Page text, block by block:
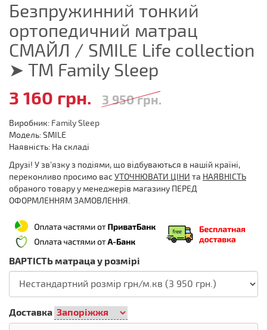
Безпружинний тонкий
ортопедичний матрац
СМАЙЛ / SMILE Life collection
➤ ТМ Family Sleep
3 160 грн.
3 950 грн.
Виробник: Family Sleep
Модель: SMILE
Наявність: На складі
Друзі! У зв'язку з подіями, що відбуваються в нашій країні,
переконливо просимо васУТОЧНЮВАТИ ЦІНИ та НАЯВНІСТЬ
обраного товару у менеджерів магазину ПЕРЕД
ОФОРМЛЕННЯМ ЗАМОВЛЕННЯ.
ВАРТІСТЬ матраца у розмірі
Доставка